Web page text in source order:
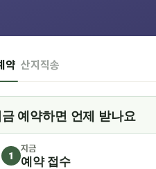
약 산지직송
금 예약하면 언제 받나요
1
지금
예약 접수